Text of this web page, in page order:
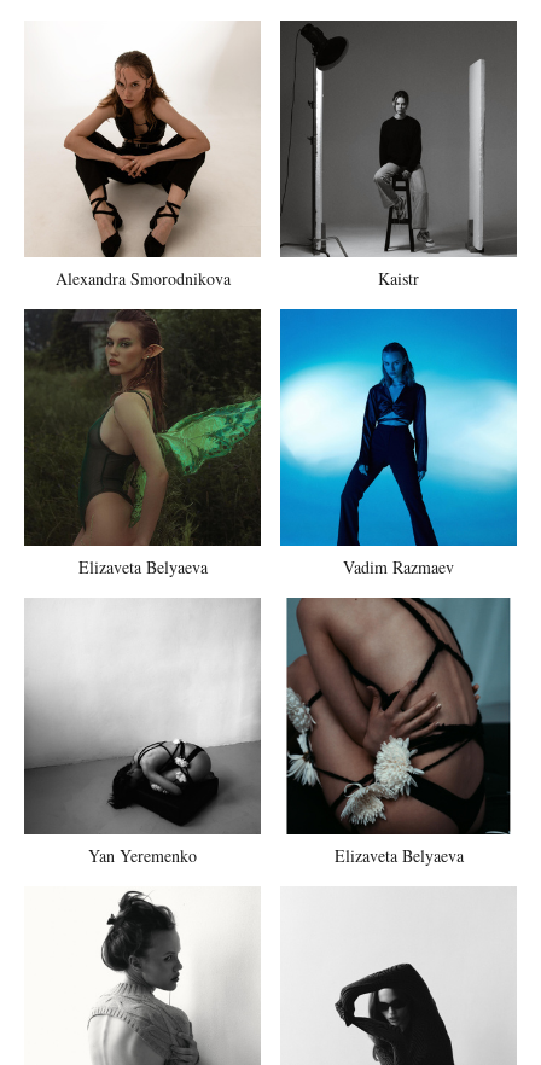
Alexandra Smorodnikova Kaistr
Elizaveta Belyaeva Vadim Razmaev
Yan Yeremenko Elizaveta Belyaeva